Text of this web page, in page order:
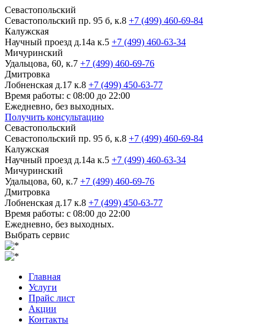
Севастопольский
Севастопольский пр. 95 б, к.8 +7 (499) 460-69-84
Калужская
Научный проезд д.14а к.5 +7 (499) 460-63-34
Мичуринский
Удальцова, 60, к.7 +7 (499) 460-69-76
Дмитровка
Лобненская д.17 к.8 +7 (499) 450-63-77
Время работы: с 08:00 до 22:00
Ежедневно, без выходных.
Получить консультацию
Севастопольский
Севастопольский пр. 95 б, к.8 +7 (499) 460-69-84
Калужская
Научный проезд д.14а к.5 +7 (499) 460-63-34
Мичуринский
Удальцова, 60, к.7 +7 (499) 460-69-76
Дмитровка
Лобненская д.17 к.8 +7 (499) 450-63-77
Время работы: с 08:00 до 22:00
Ежедневно, без выходных.
Выбрать сервис
Главная
Услуги
Прайс лист
Акции
Контакты